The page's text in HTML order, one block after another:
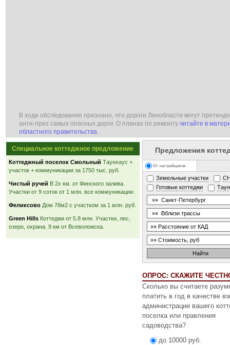
В ходе обследования признано, что дороги Ленобласти могут
анти-приз самых опасных дорог. О планах по ремонту читайте в
областного правительства.
Специальное коттеджное предложение
Коттеджный поселок Смольный Таунхаус +
участок + коммуникации за 1750 тыс. руб.
Чистый ручей В 2х км. от Финского залива.
Участки от 9 соток от 1 млн. все коммуникации.
Феликсово Дом 78м2 с участком за 1 млн. руб.
Green Hills Коттеджи от 5.8 млн. Участки, лес,
озеро, охрана. 9 км от Всеволожска.
Предложения
От застройщиков
Земельные участки
Готовые коттеджи
ОПРОС: СКАЖИТЕ
Сколько вы считаете
платить в год в качестве
администрации вашего
поселка или правления
садоводства?
до 10000 руб.